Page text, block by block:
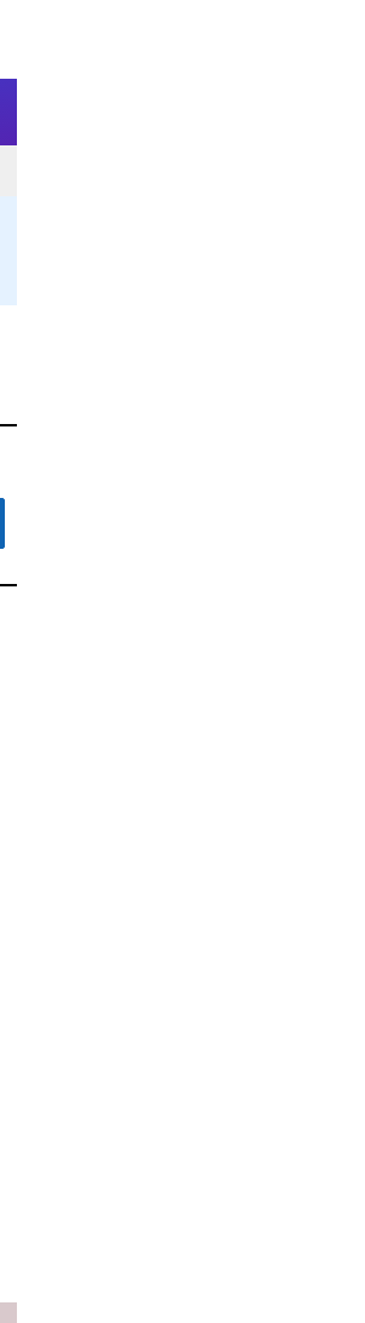
전자/상해